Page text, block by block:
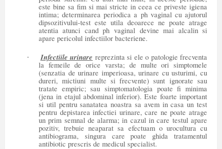
este bine sa fim si mai stricte in ceea ce priveste igiena
intima; determinarea periodica a ph vaginal cu ajutorul
dipsozitivului-test este utila deoarece ne poate atrage
atentia atunci cand ph vaginal devine mai alcalin si
apare pericolul infectiilor bacteriene.
· Infectiile urinare reprezinta si ele o patologie frecventa
la femeile de orice varsta; de multe ori simptomele
(senzatia de urinare imperioasa, urinare cu usturimi, cu
dureri, mictiuni multe si frecvente) sunt ignorate sau
tratate empiric; sau simptomatologia poate fi minima
(jena in etajul abdominal inferior). Este foarte important
si util pentru sanatatea noastra sa avem in casa un test
pentru depistarea infectiei urinare, care ne poate atrage
un prim semnal de alarma; in cazul in care testul apare
pozitiv, trebuie neaparat sa efectuam o urocultura cu
antibiograma, singura care poate ghida tratamentul
antibiotic prescris de medicul specialist.